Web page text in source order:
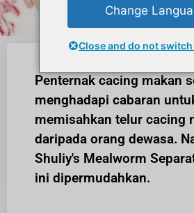
Penternak cacing makan
menghadapi cabaran
memisahkan telur cacing
daripada orang dewasa.
Shuliy's Mealworm
ini dipermudahkan.
Change
Close and do not